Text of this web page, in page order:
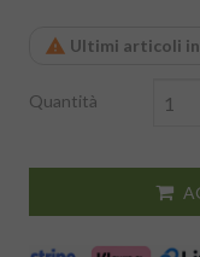
Ultimi articoli in
Quantità